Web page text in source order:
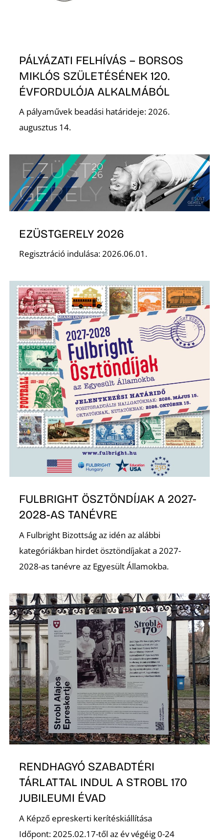
PÁLYÁZATI FELHÍVÁS – BORSOS
MIKLÓS SZÜLETÉSÉNEK 120.
ÉVFORDULÓJA ALKALMÁBÓL
A pályaművek beadási határideje: 2026.
augusztus 14.
EZÜSTGERELY 2026
Regisztráció indulása: 2026.06.01.
FULBRIGHT ÖSZTÖNDÍJAK A 2027-
2028-AS TANÉVRE
A Fulbright Bizottság az idén az alábbi
kategóriákban hirdet ösztöndíjakat a 2027-
2028-as tanévre az Egyesült Államokba.
RENDHAGYÓ SZABADTÉRI
TÁRLATTAL INDUL A STROBL 170
JUBILEUMI ÉVAD
A Képző epreskerti kerítéskiállítása
Időpont: 2025.02.17-től az év végéig 0-24